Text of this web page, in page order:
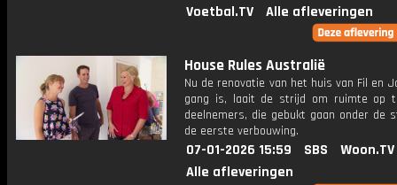
Voetbal.TV
Alle afleveringen
House Rules Australië
Nu de renovatie van het huis van Fil en
gang is, laait de strijd om ruimte op
deelnemers, die gebukt gaan onder de
de eerste verbouwing.
07-01-2026 15:59 SBS
Woon.TV
Alle afleveringen